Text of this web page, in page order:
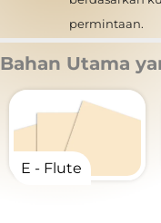
permintaan.
Bahan Utama
E - Flute